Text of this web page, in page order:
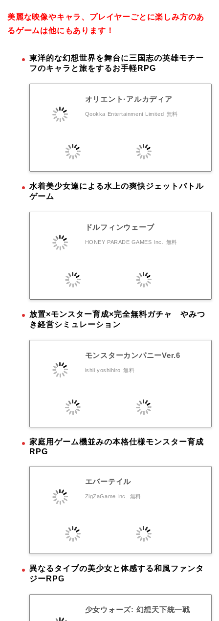
美麗な映像やキャラ、プレイヤーごとに楽しみ方のあ
るゲームは他にもあります！
東洋的な幻想世界を舞台に三国志の英雄モチー
フのキャラと旅をするお手軽RPG
オリエント·アルカディア
Qookka Entertainment Limited 無料
水着美少女達による水上の爽快ジェットバトル
ゲーム
ドルフィンウェーブ
HONEY PARADE GAMES Inc. 無料
放置×モンスター育成×完全無料ガチャ やみつ
き経営シミュレーション
モンスターカンパニーVer.6
ishii yoshihiro 無料
家庭用ゲーム機並みの本格仕様モンスター育成
RPG
エバーテイル
ZigZaGame Inc. 無料
異なるタイプの美少女と体感する和風ファンタ
ジーRPG
少女ウォーズ: 幻想天下統一戦